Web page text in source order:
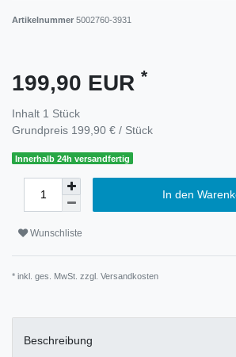
Artikelnummer 5002760-3931
199,90 EUR *
Inhalt 1 Stück
Grundpreis 199,90 € / Stück
Innerhalb 24h versandfertig
In den
Wunschliste
* inkl. ges. MwSt. zzgl. Versandkosten
Beschreibung